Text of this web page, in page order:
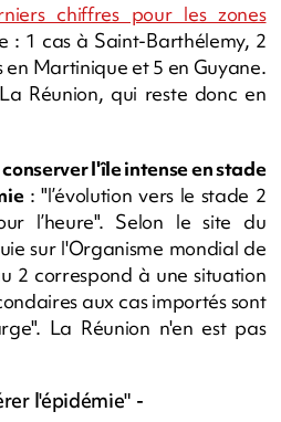
chiffres pour les zones
1 cas à Saint-Barthélemy, 2
Martinique et 5 en Guyane.
Réunion, qui reste donc en
l'île intense en stade
: "l’évolution vers le stade 2
l’heure". Selon le site du
sur l'Organisme mondial de
2 correspond à une situation
aux cas importés sont
La Réunion n'en est pas
l'épidémie" -